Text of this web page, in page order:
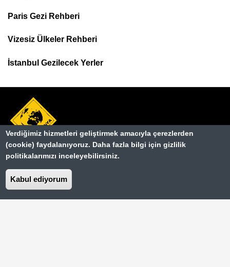
Top
Menu
Paris Gezi Rehberi
Vizesiz Ülkeler Rehberi
İstanbul Gezilecek Yerler
Hakkımızda
Kullanım Şartları
Gizlilik Sözleşmesi
Verdiğimiz hizmetleri geliştirmek amacıyla çerezlerden
(cookie) faydalanıyoruz. Daha fazla bilgi için gizlilik
politikalarımızı inceleyebilirsiniz.
Kabul ediyorum